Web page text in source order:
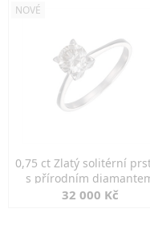
NOVÉ
0,75 ct Zlatý solitérní
s přírodním
32 000 Kč